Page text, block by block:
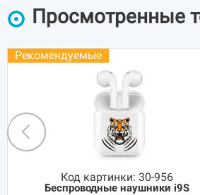
Просмотренные
Рекомендуемые
Код картинки: 30-956
Беспроводные наушники i9S